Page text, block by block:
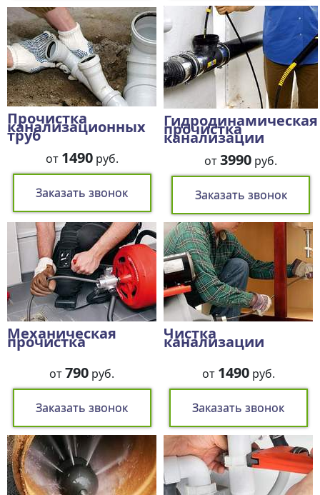
Прочистка
канализационных
труб
от 1490руб.
Заказать звонок
Гидродинамическая
прочистка
канализации
от3990 руб.
Заказать звонок
Механическая
прочистка
от790 руб.
Заказать звонок
Чистка
канализации
от 1490руб.
Заказать звонок